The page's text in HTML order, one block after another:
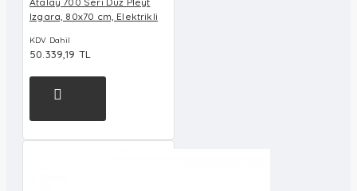
Izgara, 80x70 cm, Elektrikli
KDV Dahil
50.339,19 TL